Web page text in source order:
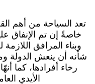
تعد السياحة من أهم
خاصةً إن تم الإنفاق
وبناء المرافق
شأنه أن ينعش الدولة
رخاء أفرادها، كما
الأيدي